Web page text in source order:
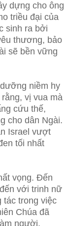
dựng cho ông
triều đại của
sinh ra bởi
thương, bảo
sẽ bền vững
niềm hy
vị vua mà
cứu thế,
cho dân Ngài.
Israel vượt
tối nhất
vọng. Đến
với trinh nữ
tác trong việc
Chúa đã
người.